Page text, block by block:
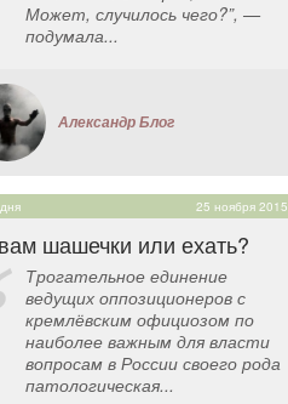
Может, случилось чего?”, —
подумала...
Александр Блог
25 ноября 2015
шашечки или ехать?
Трогательное единение
ведущих оппозиционеров с
кремлёвским официозом по
наиболее важным для власти
вопросам в России своего рода
патологическая...